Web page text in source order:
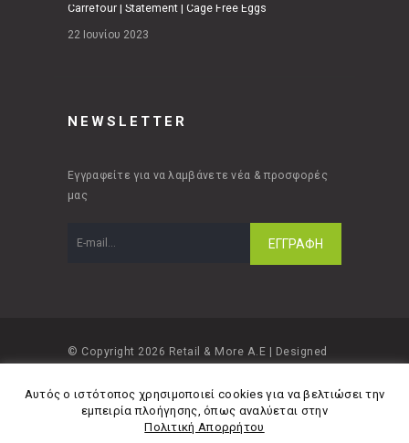
Carrefour | Statement | Cage Free Eggs
22 Ιουνίου 2023
NEWSLETTER
Εγγραφείτε για να λαμβάνετε νέα & προσφορές
μας
© Copyright 2026 Retail & More A.E | Designed
Αυτός ο ιστότοπος χρησιμοποιεί cookies για να βελτιώσει την
εμπειρία πλοήγησης, όπως αναλύεται στην
Πολιτική Απορρήτου